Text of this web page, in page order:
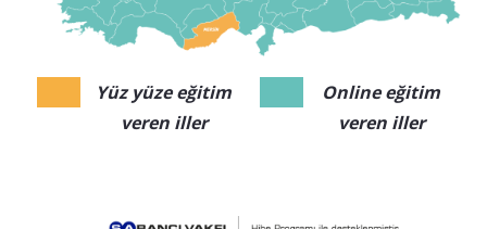
Yüz yüze eğitim
veren iller
Online eğitim
veren iller